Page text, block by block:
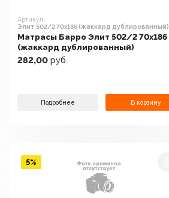
Артикул:
Элит 502/2 70x186 (жаккард дублированный)
Матрасы Барро Элит 502/2 70x186
(жаккард дублированный)
282,00 руб.
Подробнее В корзину
5%